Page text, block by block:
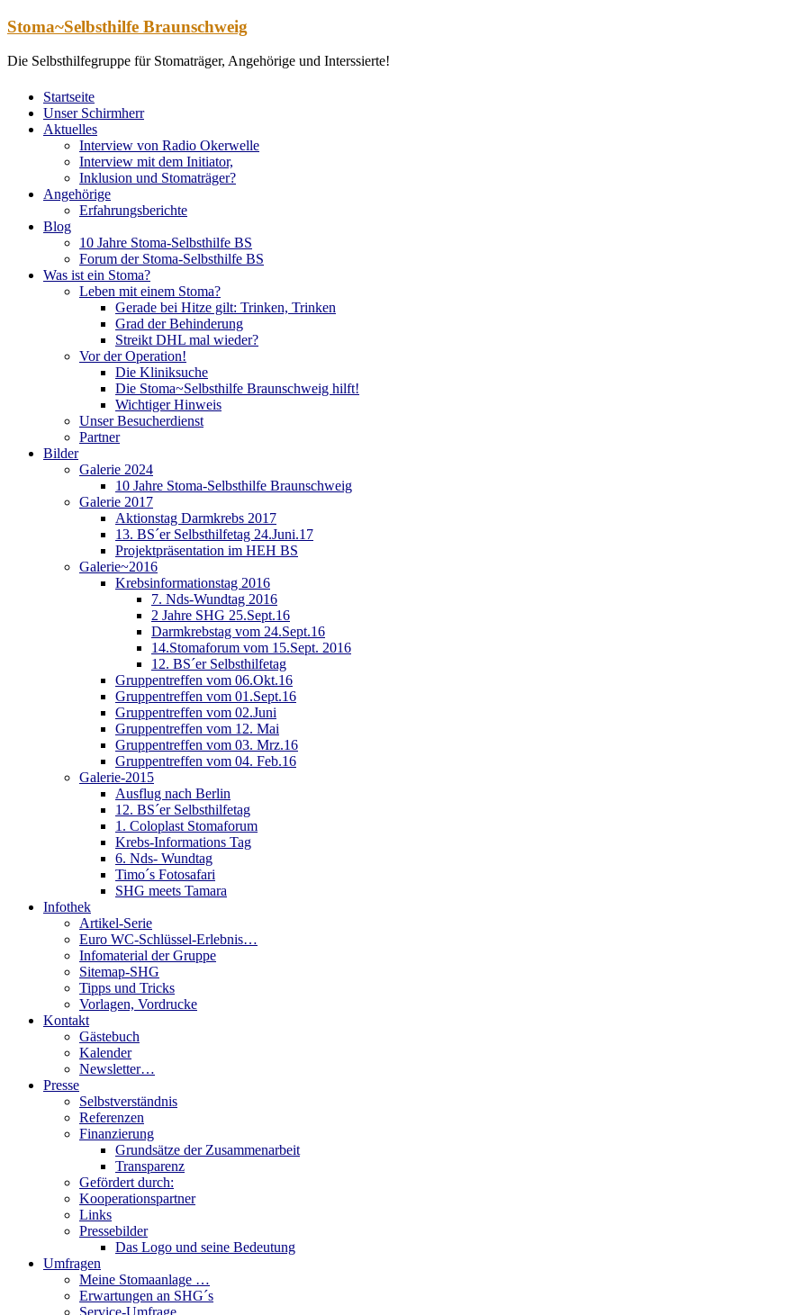
Zum
springen
Stoma~Selbsthilfe Braunschweig
Die Selbsthilfegruppe für Stomaträger, Angehörige und Interssierte!
Startseite
Unser Schirmherr
Aktuelles
Interview von Radio Okerwelle
Interview mit dem Initiator,
Inklusion und Stomaträger?
Angehörige
Erfahrungsberichte
Blog
10 Jahre Stoma-Selbsthilfe BS
Forum der Stoma-Selbsthilfe BS
Was ist ein Stoma?
Leben mit einem Stoma?
Gerade bei Hitze gilt: Trinken, Trinken
Grad der Behinderung
Streikt DHL mal wieder?
Vor der Operation!
Die Kliniksuche
Die Stoma~Selbsthilfe Braunschweig hilft!
Wichtiger Hinweis
Unser Besucherdienst
Partner
Bilder
Galerie 2024
10 Jahre Stoma-Selbsthilfe Braunschweig
Galerie 2017
Aktionstag Darmkrebs 2017
13. BS´er Selbsthilfetag 24.Juni.17
Projektpräsentation im HEH BS
Galerie~2016
Krebsinformationstag 2016
7. Nds-Wundtag 2016
2 Jahre SHG 25.Sept.16
Darmkrebstag vom 24.Sept.16
14.Stomaforum vom 15.Sept. 2016
12. BS´er Selbsthilfetag
Gruppentreffen vom 06.Okt.16
Gruppentreffen vom 01.Sept.16
Gruppentreffen vom 02.Juni
Gruppentreffen vom 12. Mai
Gruppentreffen vom 03. Mrz.16
Gruppentreffen vom 04. Feb.16
Galerie-2015
Ausflug nach Berlin
12. BS´er Selbsthilfetag
1. Coloplast Stomaforum
Krebs-Informations Tag
6. Nds- Wundtag
Timo´s Fotosafari
SHG meets Tamara
Infothek
Artikel-Serie
Euro WC-Schlüssel-Erlebnis…
Infomaterial der Gruppe
Sitemap-SHG
Tipps und Tricks
Vorlagen, Vordrucke
Kontakt
Gästebuch
Kalender
Newsletter…
Presse
Selbstverständnis
Referenzen
Finanzierung
Grundsätze der Zusammenarbeit
Transparenz
Gefördert durch:
Kooperationspartner
Links
Pressebilder
Das Logo und seine Bedeutung
Umfragen
Meine Stomaanlage …
Erwartungen an SHG´s
Service-Umfrage